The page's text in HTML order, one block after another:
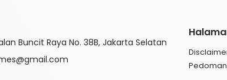
Buncit Raya No. 38B, Jakarta Selatan